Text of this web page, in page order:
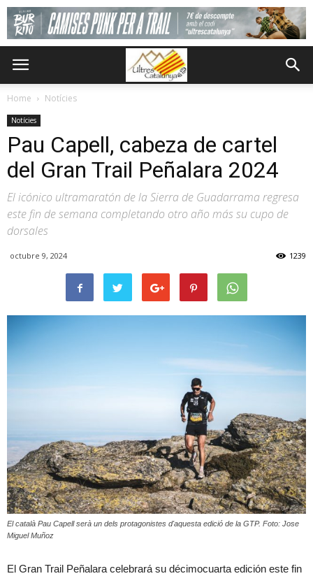
Home Notícies
Notícies
Pau Capell, cabeza de cartel
del Gran Trail Peñalara 2024
El icónico ultramaratón de la Sierra de Guadarrama regresa
este fin de semana completando otro año más su cupo de
dorsales
octubre 9, 2024 1239
El català Pau Capell serà un dels protagonistes d'aquesta edició de la GTP. Foto: Jose
Miguel Muñoz
El Gran Trail Peñalara celebrará su décimocuarta edición este fin